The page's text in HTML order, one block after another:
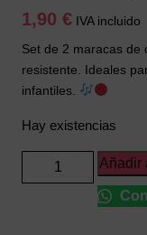
1,90 € IVA incluido
Set de 2 maracas de
resistente. Ideales
infantiles.
Hay existencias
Maracas
Rojas
Añadir